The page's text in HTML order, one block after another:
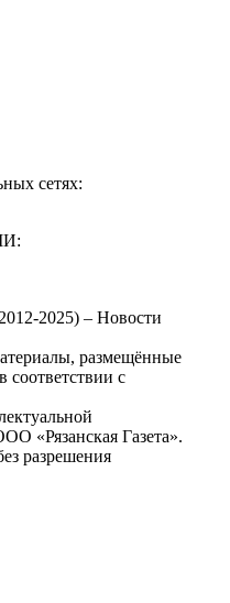
сетях:
2025) – Новости
размещённые
соответствии с
«Рязанская Газета».
разрешения